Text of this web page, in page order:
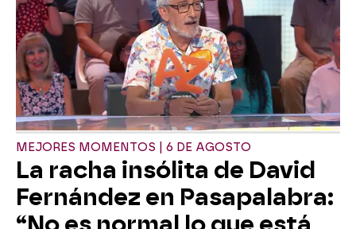
MEJORES MOMENTOS | 6 DE AGOSTO
La racha insólita de David
Fernández en Pasapalabra: